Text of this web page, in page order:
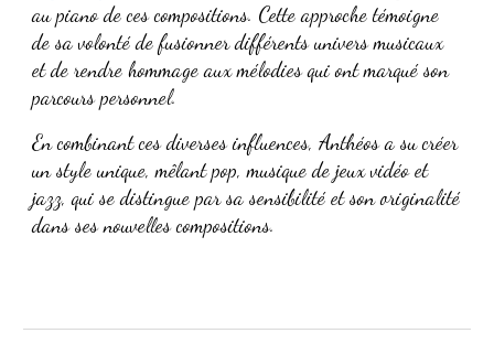
au pianode ces compositions. Cette approche témoigne
de sa volonté defusionner différents univers musicaux
et de rendre hommage auxmélodies qui ont marqué son
parcours personnel.
En combinant ces diverses influences, Anthéos a su créer
unstyle unique, mêlantpop, musique de jeux vidéo et
jazz, qui se distingue par sasensibilité et son originalité
dans ses nouvelles compositions.